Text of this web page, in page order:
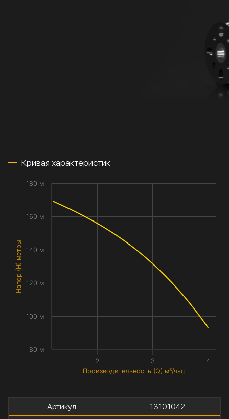
Кривая характеристик
Производительность (Q) м³/час
Напор (H) метры
2 3 4
80 м
100 м
120 м
140 м
160 м
180 м
Артикул
13101042